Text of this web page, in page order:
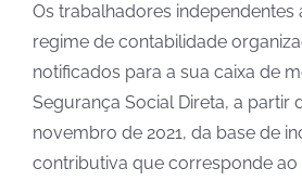
Os trabalhadores independentes
regime de contabilidade
notificados para a sua caixa de
Segurança Social Direta, a partir
novembro de 2021, da base de
contributiva que corresponde